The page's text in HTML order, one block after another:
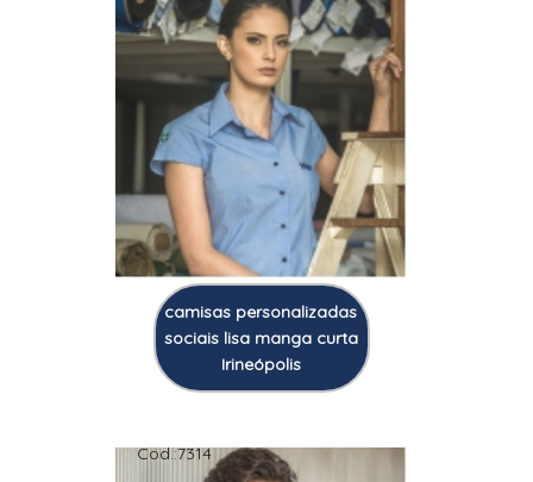
camisas personalizadas
sociais lisa manga curta
Irineópolis
Cod.:7314